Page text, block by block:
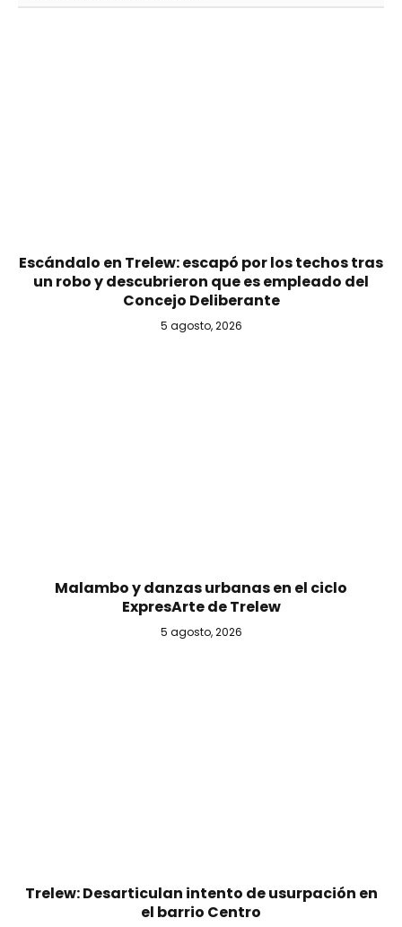
Escándalo en Trelew: escapó por los techos tras
un robo y descubrieron que es empleado del
Concejo Deliberante
5 agosto, 2026
Malambo y danzas urbanas en el ciclo
ExpresArte de Trelew
5 agosto, 2026
Trelew: Desarticulan intento de usurpación en
el barrio Centro